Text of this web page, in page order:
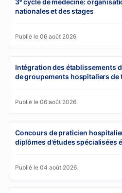
nationales et des stages
Publié le 06 août 2026
Intégration des établissements
de groupements hospitaliers de
Publié le 06 août 2026
Concours de praticien
diplômes d'études spécialisées
Publié le 04 août 2026